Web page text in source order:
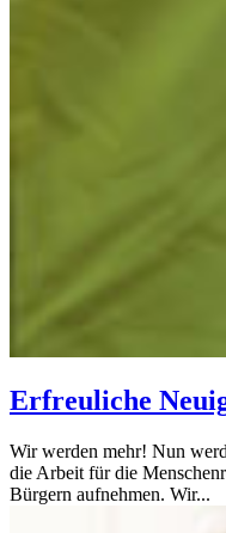
Erfreuliche
Wir werden mehr! Nun
die Arbeit für die
Bürgern aufnehmen. Wir...